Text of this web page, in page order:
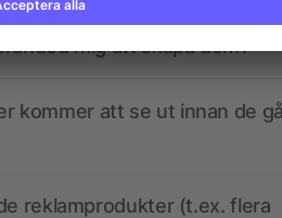
mig att skapa dem?
kommer att se ut innan de
reklamprodukter (t.ex. flera